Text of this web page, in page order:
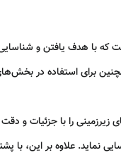
که با هدف یافتن و
برای استفاده در
را با جزئیات و دقت
نماید. علاوه بر این، با